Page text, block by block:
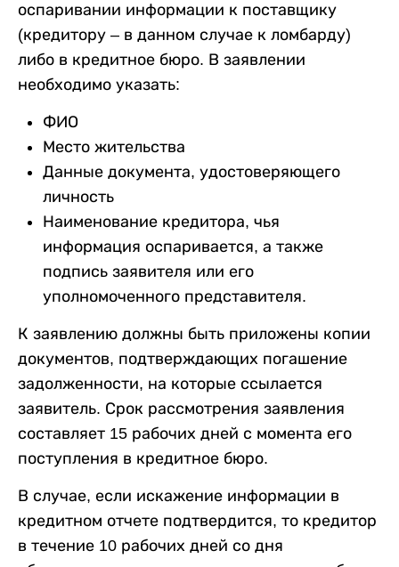
оспаривании информации к поставщику
(кредитору – в данном случае к ломбарду)
либо в кредитное бюро. В заявлении
необходимо указать:
ФИО
Место жительства
Данные документа, удостоверяющего
личность
Наименование кредитора, чья
информация оспаривается, а также
подпись заявителя или его
уполномоченного представителя.
К заявлению должны быть приложены копии
документов, подтверждающих погашение
задолженности, на которые ссылается
заявитель. Срок рассмотрения заявления
составляет 15 рабочих дней с момента его
поступления в кредитное бюро.
В случае, если искажение информации в
кредитном отчете подтвердится, то кредитор
в течение 10 рабочих дней со дня